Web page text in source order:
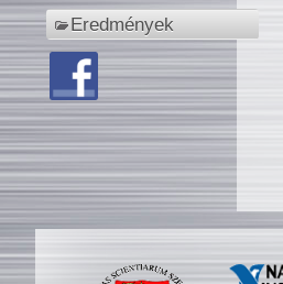
Eredmények